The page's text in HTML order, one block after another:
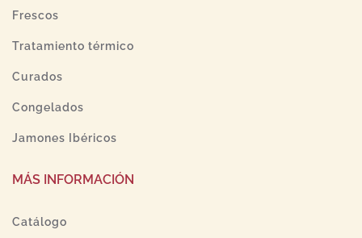
Frescos
Tratamiento térmico
Curados
Congelados
Jamones Ibéricos
MÁS INFORMACIÓN
Catálogo